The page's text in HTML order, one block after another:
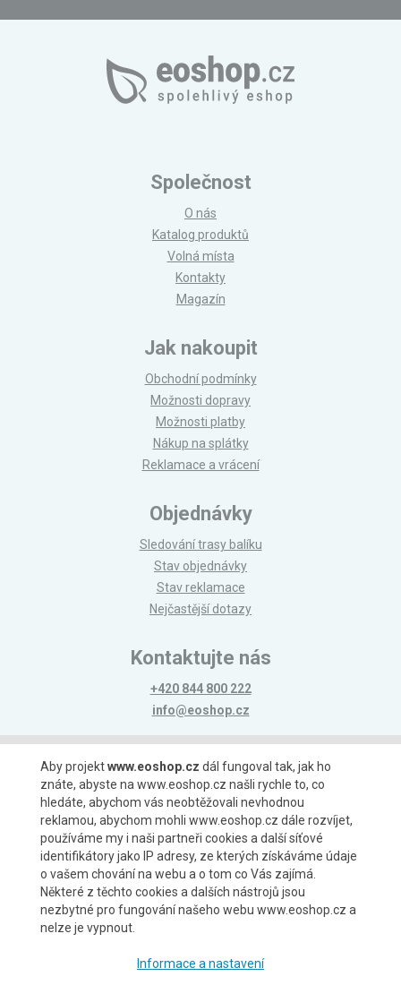
Společnost
O nás
Katalog produktů
Volná místa
Kontakty
Magazín
Jak nakoupit
Obchodní podmínky
Možnosti dopravy
Možnosti platby
Nákup na splátky
Reklamace a vrácení
Objednávky
Sledování trasy balíku
Stav objednávky
Stav reklamace
Nejčastější dotazy
Kontaktujte nás
+420 844 800 222
info@eoshop.cz
Možnosti platby
Možnosti dopravy
Aby projektwww.eoshop.cz dál fungoval tak, jak ho
znáte, abyste na www.eoshop.cz našli rychle to, co
hledáte, abychom vás neobtěžovali nevhodnou
reklamou, abychom mohli www.eoshop.cz dále rozvíjet,
používáme my i naši partneři cookies a další síťové
identifikátory jako IP adresy, ze kterých získáváme údaje
o vašem chování na webu a o tom co Vás zajímá.
Některé z těchto cookies a dalších nástrojů jsou
nezbytné pro fungování našeho webu www.eoshop.cz a
nelze je vypnout.
Informace a nastavení